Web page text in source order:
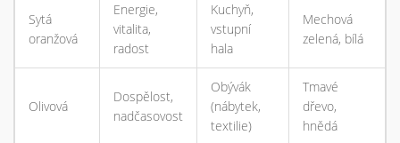
Sytá
oranžová
Energie,
vitalita,
radost
Kuchyň,
vstupní
hala
Mechová
zelená, bílá
Olivová
Dospělost,
nadčasovost
Obývák
(nábytek,
textilie)
Tmavé
dřevo,
hnědá